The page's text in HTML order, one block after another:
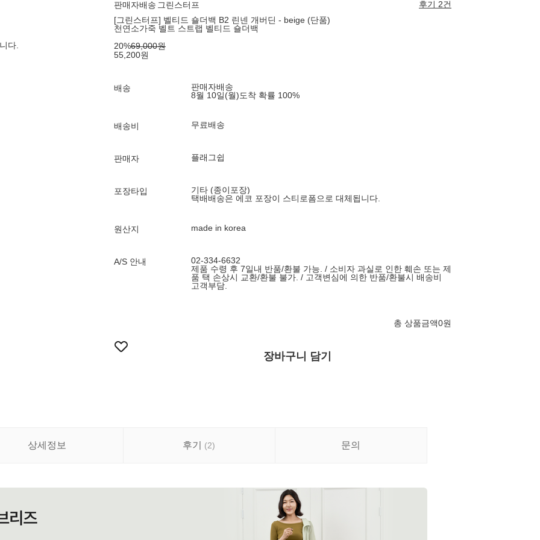
다.
판매자배송 그린스터프
후기 2건
[그린스터프] 벨티드 숄더백 B2 린넨 개버딘 - beige (단품)
천연소가죽 벨트 스트랩 벨티드 숄더백
20%69,000원
55,200원
배송
판매자배송
8월 10일(월)도착 확률 100%
배송비 무료배송
판매자 플래그쉽
포장타입
기타 (종이포장)
택배배송은 에코 포장이 스티로폼으로 대체됩니다.
원산지 made in korea
A/S 안내
02-334-6632
제품 수령 후 7일내 반품/환불 가능. / 소비자 과실로 인한 훼손 또는 제
품 택 손상시 교환/환불 불가. / 고객변심에 의한 반품/환불시 배송비
고객부담.
총 상품금액0원
장바구니 담기
상세정보 후기 (2) 문의